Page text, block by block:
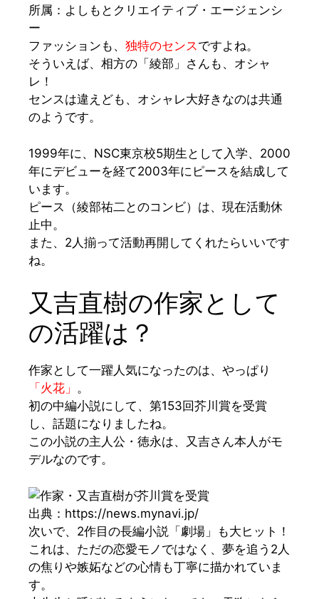
所属：よしもとクリエイティブ・エージェンシ
ー
フ ァッションも、 独特のセンスですよね。
そういえば、相方の 「綾部」 さんも、オシャ
レ！
センスは違えども、オシャレ大好きなのは共通
のようです。
1999年に、NSC東京校5期生として入学、2000
年にデビューを経て2003年にピースを結成して
います。
ピース（綾部祐二とのコンビ）は、現在活動休
止中。
また、2人揃って活動再開してくれたらいいです
ね。
又吉直樹の作家として
の活躍は？
作家として一躍人気になったのは、やっぱり
「火花」 。
初の中編小説にして、 第153回芥川賞を受賞
し、話題になりましたね。
この小説の主人公・徳永は、又吉さん本人がモ
デルなのです。
出典：https://news.mynavi.jp/
次いで、2作目の長編小説 「劇場」
も大ヒット！
これは、ただの恋愛モノではなく、夢を追う2人
の焦りや嫉妬などの心情も丁寧に描かれていま
す。